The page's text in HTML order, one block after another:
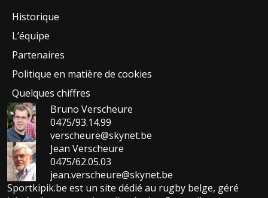
Historique
L’équipe
Partenaires
Politique en matière de cookies
Quelques chiffres
Bruno Verscheure
0475/93.14.99
verscheure@skynet.be
Jean Verscheure
0475/62.05.03
jean.verscheure@skynet.be
Sportkipik.be est un site dédié au rugby belge, géré